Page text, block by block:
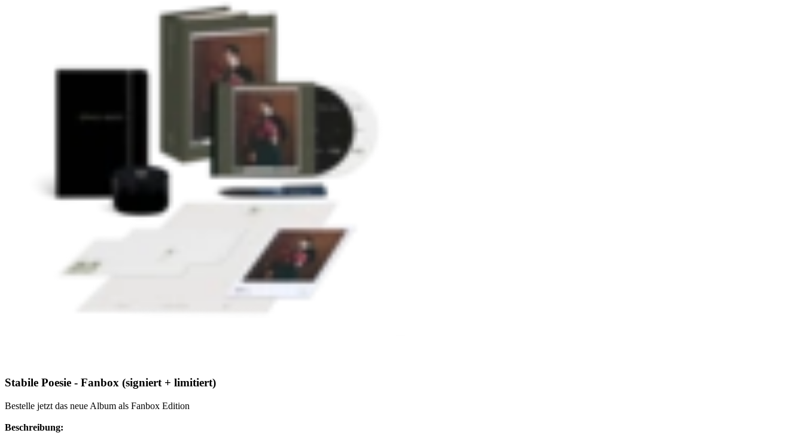
Stabile Poesie - Fanbox (signiert + limitiert)
Bestelle jetzt das neue Album als Fanbox Edition
Beschreibung: